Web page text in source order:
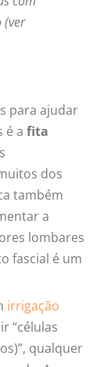
(ver
para ajudar
é afita
dos
também
a
lombares
fascial é um
irrigação
“células
qualquer